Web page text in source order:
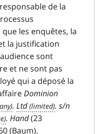
de la
les enquêtes, la
la justification
sont
et ne sont pas
qui a déposé la
Dominion
. Ltd
. s/n
. Hand(23
(Baum).